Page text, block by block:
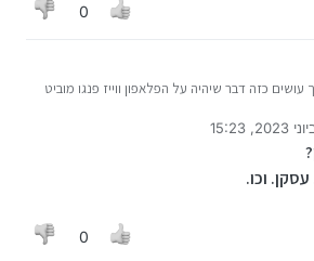
0
עושים כזה דבר שיהיה על הפלאפון ווייז פנגו מוביט
אני בונה כזה מערכת שיהיה חסום מכל הבחינת בלי
דרך להתקין או להסיר אפליקציה ?
על ידי
וכו.
0